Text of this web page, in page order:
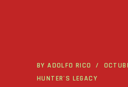
BYADOLFO RICO
HUNTER'S LEGACY